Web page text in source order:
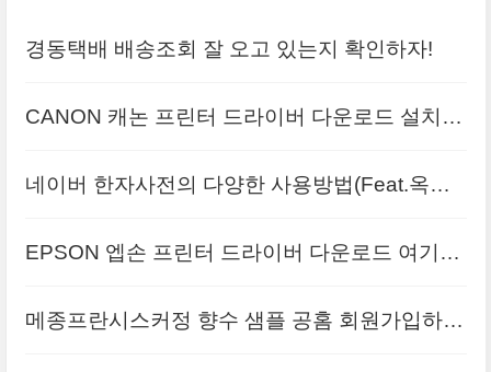
경동택배 배송조회 잘 오고 있는지 확인하자!
CANON 캐논 프린터 드라이버 다운로드 설치
네이버 한자사전의 다양한 사용방법(Feat.옥편,
EPSON 엡손 프린터 드라이버 다운로드 여기만
메종프란시스커정 향수 샘플 공홈 회원가입하고